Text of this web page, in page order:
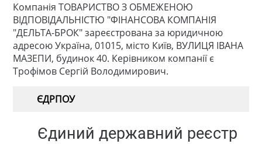
Компанія ТОВАРИСТВО З ОБМЕЖЕНОЮ
ВІДПОВІДАЛЬНІСТЮ "ФІНАНСОВА КОМПАНІЯ
"ДЕЛЬТА-БРОК" зареєстрована за юридичною
адресою Україна, 01015, місто Київ, ВУЛИЦЯ ІВАНА
МАЗЕПИ, будинок 40. Керівником компанії є
Трофімов Сергій Володимирович.
ЄДРПОУ
Єдиний державний реєстр